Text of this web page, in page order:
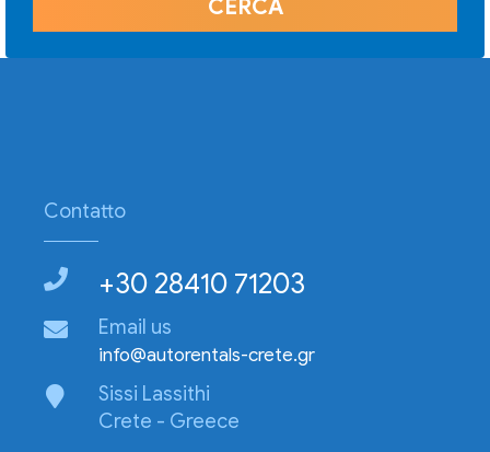
Contatto
+30 28410 71203
Email us
info@autorentals-crete.gr
Sissi Lassithi
Crete - Greece